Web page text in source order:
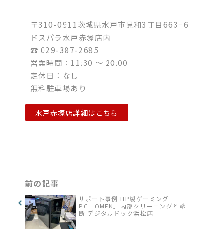
〒310-0911茨城県水戸市見和3丁目663−6
ドスパラ水戸赤塚店内
☎︎ 029-387-2685
営業時間：11:30 ～ 20:00
定休日：なし
無料駐車場あり
水戸赤塚店詳細はこちら
前の記事
サポート事例 HP製ゲーミング
PC「OMEN」内部クリーニングと診
断 デジタルドック浜松店